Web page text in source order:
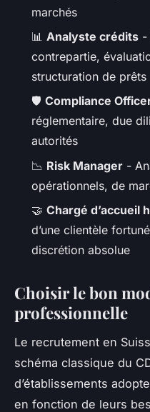
marchés
📊 Analyste crédits -
contrepartie,
structuration de prêts
🛡️ Compliance
réglementaire, due
autorités
📉 Risk Manager -
opérationnels, de
🤝 Chargé d’accueil
d’une clientèle
discrétion absolue
Choisir le bon
professionnelle
Le recrutement en
schéma classique du
d’établissements
en fonction de leurs